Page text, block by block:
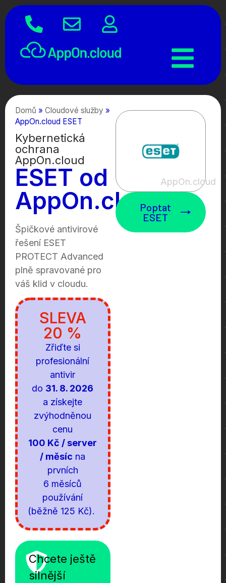
Domů » Cloudové služby »
AppOn.cloud ESET
Kybernetická
ochrana
AppOn.cloud
ESET od
AppOn.cloud
Špičkové antivirové
řešení ESET
PROTECT Advanced
plně spravované pro
váš klid v cloudu.
SLEVA
20 %
Zřiďte si
profesionální
antivir
do 31. 8. 2026
a získejte
zvýhodněnou
cenu
100 Kč / server
/ měsíc na
prvních
6 měsíců
používání
(běžně 125 Kč).
Chcete ještě
silnější
AppOn.cloud
Poptat
ESET